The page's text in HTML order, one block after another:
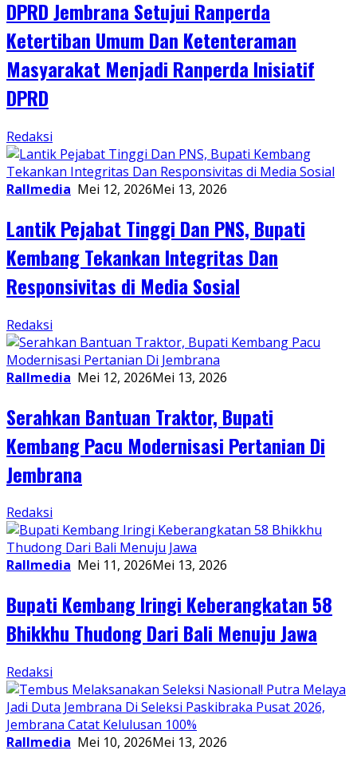
DPRD Jembrana Setujui Ranperda
Ketertiban Umum Dan Ketenteraman
Masyarakat Menjadi Ranperda Inisiatif
DPRD
Redaksi
Rallmedia Mei 12, 2026Mei 13, 2026
Lantik Pejabat Tinggi Dan PNS, Bupati
Kembang Tekankan Integritas Dan
Responsivitas di Media Sosial
Redaksi
Rallmedia Mei 12, 2026Mei 13, 2026
Serahkan Bantuan Traktor, Bupati
Kembang Pacu Modernisasi Pertanian Di
Jembrana
Redaksi
Rallmedia Mei 11, 2026Mei 13, 2026
Bupati Kembang Iringi Keberangkatan 58
Bhikkhu Thudong Dari Bali Menuju Jawa
Redaksi
Rallmedia Mei 10, 2026Mei 13, 2026